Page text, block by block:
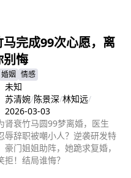
马完成99次心愿，离
别悔
婚姻 情感
未知
苏清婉/陈景深/林知远/
2026-03-03
肾衰竹马圆99梦离婚，医生
辱辞职被嘲小人？逆袭研发特
豪门姐姐助阵，她跪求复婚，
拒！结局谁悔？